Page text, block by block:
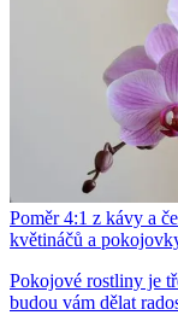
Poměr 4:1 z kávy a
květináčů a
Pokojové rostliny je
budou vám dělat